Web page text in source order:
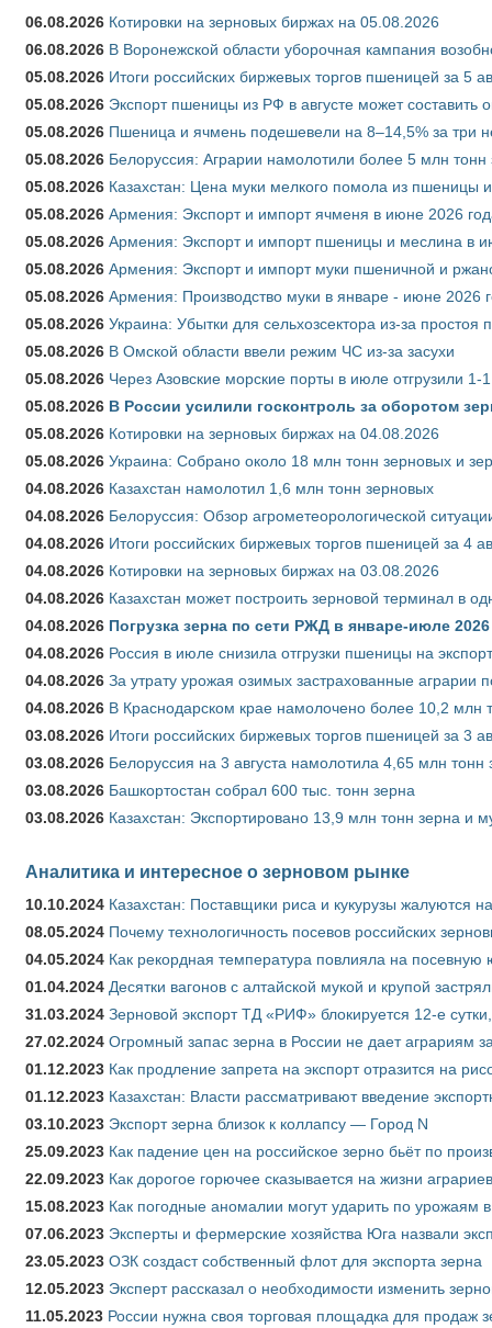
06.08.2026 Котировки на зерновых биржах на 05.08.2026
06.08.2026 В Воронежской области уборочная кампания
05.08.2026 Итоги российских биржевых торгов пшеницей за 5
05.08.2026 Экспорт пшеницы из РФ в августе может составить
05.08.2026 Пшеница и ячмень подешевели на 8–14,5% за три
05.08.2026 Белоруссия: Аграрии намолотили более 5 млн тонн
05.08.2026 Казахстан: Цена муки мелкого помола из пшеницы
05.08.2026 Армения: Экспорт и импорт ячменя в июне 2026
05.08.2026 Армения: Экспорт и импорт пшеницы и меслина в
05.08.2026 Армения: Экспорт и импорт муки пшеничной и
05.08.2026 Армения: Производство муки в январе - июне 2026
05.08.2026 Украина: Убытки для сельхозсектора из-за простоя
05.08.2026 В Омской области ввели режим ЧС из-за засухи
05.08.2026 Через Азовские морские порты в июле отгрузили
05.08.2026 В России усилили госконтроль за оборотом
05.08.2026 Котировки на зерновых биржах на 04.08.2026
05.08.2026 Украина: Собрано около 18 млн тонн зерновых и
04.08.2026 Казахстан намолотил 1,6 млн тонн зерновых
04.08.2026 Белоруссия: Обзор агрометеорологической
04.08.2026 Итоги российских биржевых торгов пшеницей за 4
04.08.2026 Котировки на зерновых биржах на 03.08.2026
04.08.2026 Казахстан может построить зерновой терминал в
04.08.2026 Погрузка зерна по сети РЖД в январе-июле
04.08.2026 Россия в июле снизила отгрузки пшеницы на
04.08.2026 За утрату урожая озимых застрахованные аграрии
04.08.2026 В Краснодарском крае намолочено более 10,2 млн
03.08.2026 Итоги российских биржевых торгов пшеницей за 3
03.08.2026 Белоруссия на 3 августа намолотила 4,65 млн тонн
03.08.2026 Башкортостан собрал 600 тыс. тонн зерна
03.08.2026 Казахстан: Экспортировано 13,9 млн тонн зерна и
Аналитика и интересное о зерновом рынке
10.10.2024 Казахстан: Поставщики риса и кукурузы жалуются
08.05.2024 Почему технологичность посевов российских
04.05.2024 Как рекордная температура повлияла на
01.04.2024 Десятки вагонов с алтайской мукой и крупой
31.03.2024 Зерновой экспорт ТД «РИФ» блокируется 12-е
27.02.2024 Огромный запас зерна в России не дает аграриям
01.12.2023 Как продление запрета на экспорт отразится на
01.12.2023 Казахстан: Власти рассматривают введение
03.10.2023 Экспорт зерна близок к коллапсу — Город N
25.09.2023 Как падение цен на российское зерно бьёт по
22.09.2023 Как дорогое горючее сказывается на жизни аграриев
15.08.2023 Как погодные аномалии могут ударить по урожаям
07.06.2023 Эксперты и фермерские хозяйства Юга назвали
23.05.2023 ОЗК создаст собственный флот для экспорта зерна
12.05.2023 Эксперт рассказал о необходимости изменить
11.05.2023 России нужна своя торговая площадка для продаж